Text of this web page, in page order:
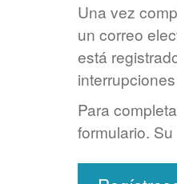
Una vez
un correo
está
Para
formulario.